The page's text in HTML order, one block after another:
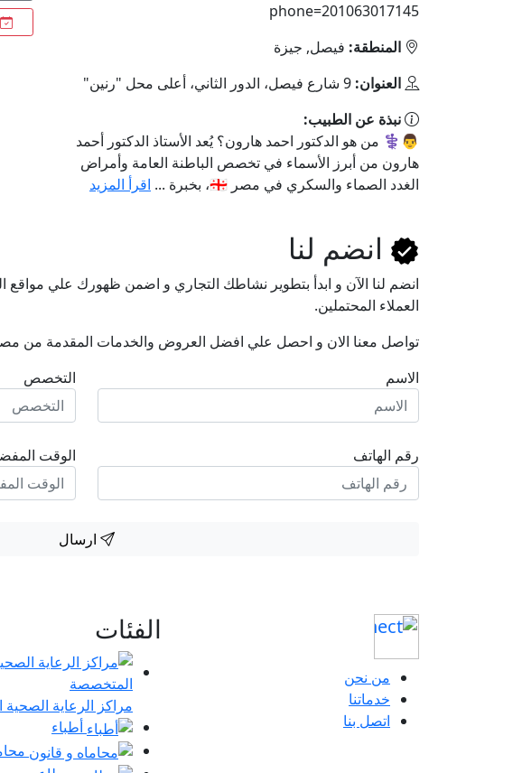
phone=201063017145
المنطقة: فيصل, جيزة
العنوان: 9 شارع فيصل، الدور الثاني، أعلى محل "رنين"
نبذة عن الطبيب:
👨⚕️ من هو الدكتور احمد هارون؟ يُعد الأستاذ الدكتور أحمد
هارون من أبرز الأسماء في تخصص الباطنة العامة وأمراض
الغدد الصماء والسكري في مصر 🇪🇬، بخبرة ...
اقرأ المزيد
انضم لنا
انضم لنا اﻵن و ابدأ بتطوير نشاطك التجاري و اضمن ظهورك علي
العملاء المحتملين.
تواصل معنا الان و احصل علي افضل العروض والخدمات المقدمة من
الاسم
رقم الهاتف
التخصص
الوقت
ارسال
من نحن
خدماتنا
اتصل بنا
الفئات
مراكز الرعاية
أطباء